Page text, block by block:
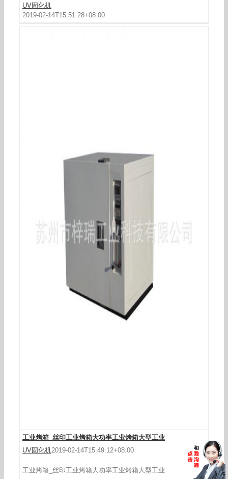
UV固化机
2019-02-14T15:51:28+08:00
工业烤箱_丝印工业烤箱大功率工业烤箱大型工业
UV固化机2019-02-14T15:49:12+08:00
工业烤箱_丝印工业烤箱大功率工业烤箱大型工业
工业烤箱_厂家直销大型工业烤箱高温烘干箱电热
恒温鼓风工业